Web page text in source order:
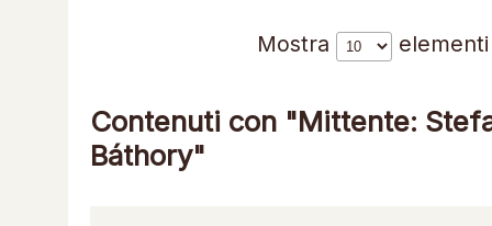
Mostra elementi
Contenuti con "Mittente:
Báthory"